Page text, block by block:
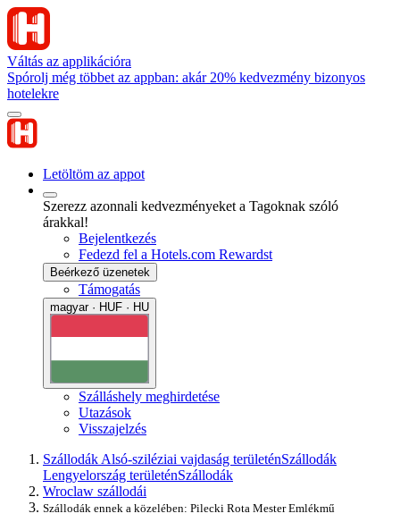
Váltás az applikációra
Spórolj még többet az appban: akár 20% kedvezmény bizonyos
hotelekre
Letöltöm az appot
Szerezz azonnali kedvezményeket a Tagoknak szóló
árakkal!
Bejelentkezés
Fedezd fel a Hotels.com Rewardst
Beérkező üzenetek
Támogatás
magyar · HUF · HU
Szálláshely meghirdetése
Utazások
Visszajelzés
Szállodák Alsó-sziléziai vajdaság területénSzállodák
Lengyelország területénSzállodák
Wroclaw szállodái
Szállodák ennek a közelében: Pilecki Rota Mester Emlékmű